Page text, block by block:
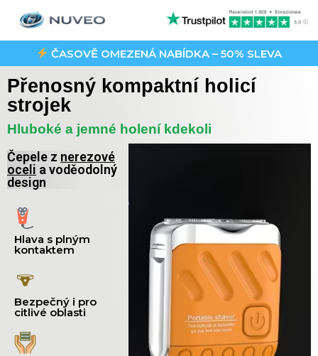
ČASOVĚ OMEZENÁ NABÍDKA – 50% SLEVA
Přenosný kompaktní holicí
strojek
Hluboké a jemné holení kdekoli
Čepele z nerezové
oceli a voděodolný
design
Hlava s plným
kontaktem
Bezpečný i pro
citlivé oblasti